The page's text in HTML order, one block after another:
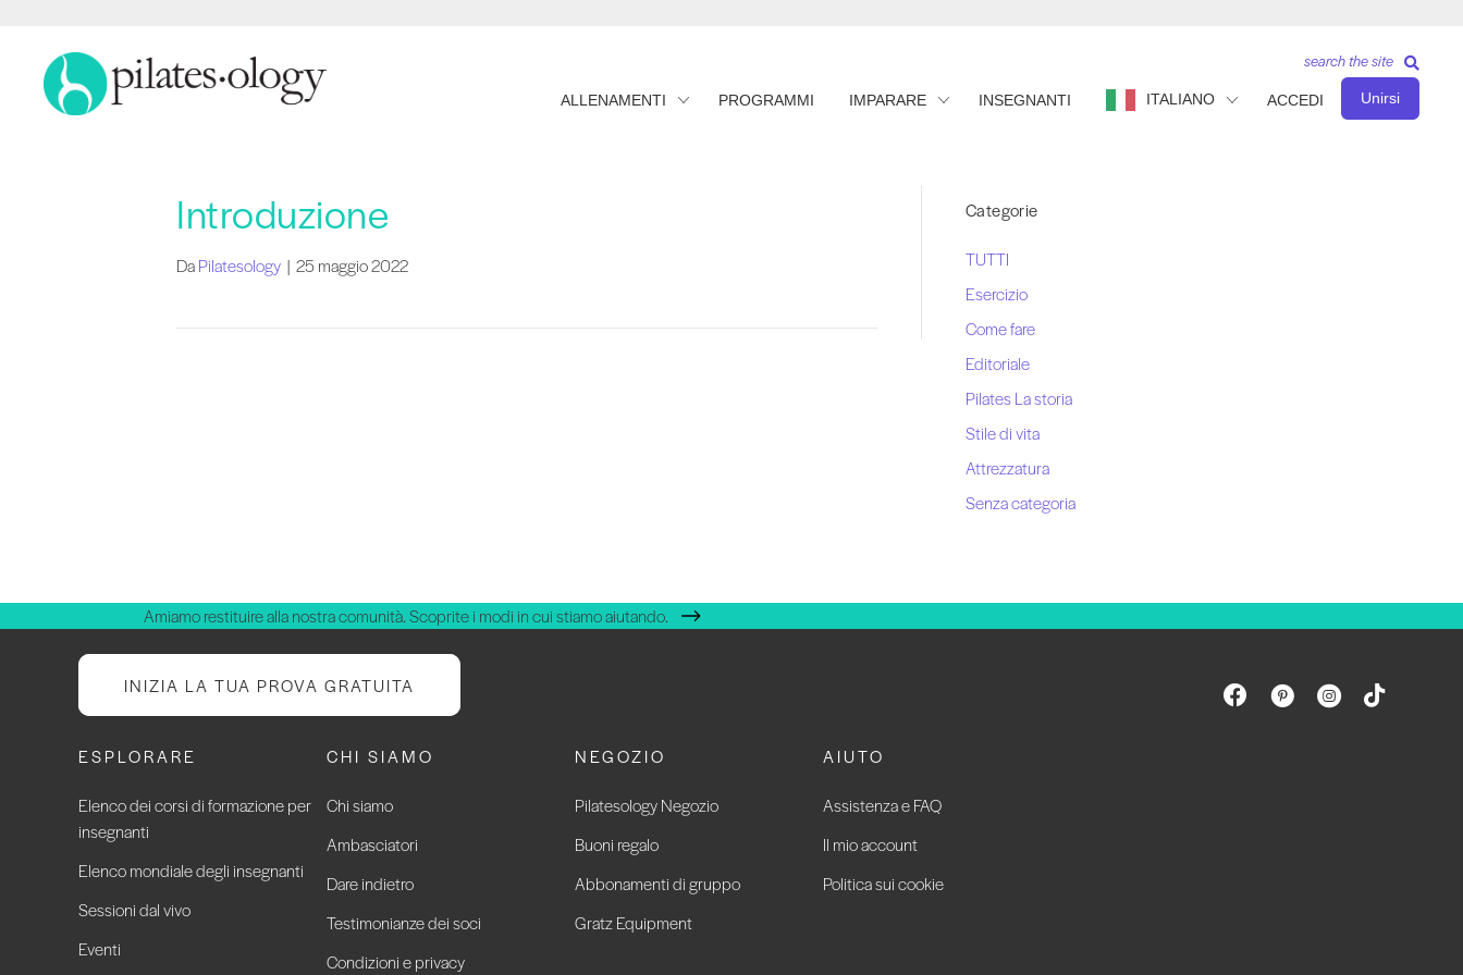
ALLENAMENTI PROGRAMMI IMPARARE INSEGNANTI ITALIANO ACCEDI Unirsi
search the site
Introduzione
DaPilatesology | 25 maggio 2022
Categorie
TUTTI
Esercizio
Come fare
Editoriale
Pilates La storia
Stile di vita
Attrezzatura
Senza categoria
Amiamo restituire alla nostra comunità. Scoprite i modi in cui stiamo aiutando.
INIZIA LA TUA PROVA GRATUITA
ESPLORARE
Elenco dei corsi di formazione per
insegnanti
Elenco mondiale degli insegnanti
Sessioni dal vivo
Eventi
CHI SIAMO
Chi siamo
Ambasciatori
Dare indietro
Testimonianze dei soci
Condizioni e privacy
NEGOZIO
Pilatesology Negozio
Buoni regalo
Abbonamenti di gruppo
Gratz Equipment
AIUTO
Assistenza e FAQ
Il mio account
Politica sui cookie